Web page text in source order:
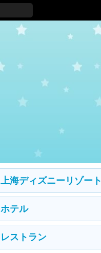
上海ディズニーリゾート
ホテル
レストラン